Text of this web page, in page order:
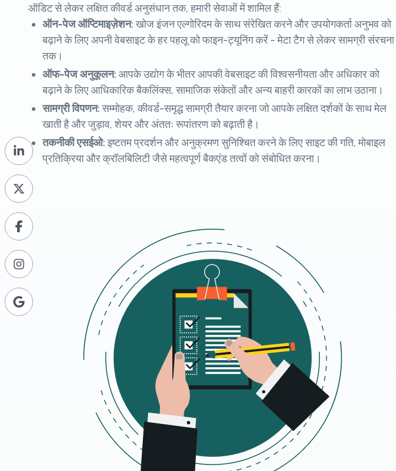
ऑडिट से लेकर लक्षित कीवर्ड अनुसंधान तक, हमारी सेवाओं में शामिल हैं:
ऑन-पेज ऑप्टिमाइज़ेशन:खोज इंजन एल्गोरिदम के साथ संरेखित करने और उपयोगकर्ता अनुभव को
बढ़ाने के लिए अपनी वेबसाइट के हर पहलू को फाइन-ट्यूनिंग करें - मेटा टैग से लेकर सामग्री संरचना
तक।
ऑफ-पेज अनुकूलन: आपके उद्योग के भीतर आपकी वेबसाइट की विश्वसनीयता और अधिकार को
बढ़ाने के लिए आधिकारिक बैकलिंक्स, सामाजिक संकेतों और अन्य बाहरी कारकों का लाभ उठाना।
सामग्री विपणन:सम्मोहक, कीवर्ड-समृद्ध सामग्री तैयार करना जो आपके लक्षित दर्शकों के साथ मेल
खाती है और जुड़ाव, शेयर और अंततः रूपांतरण को बढ़ाती है।
तकनीकी एसईओ:इष्टतम प्रदर्शन और अनुक्रमण सुनिश्चित करने के लिए साइट की गति, मोबाइल
प्रतिक्रिया और क्रॉलबिलिटी जैसे महत्वपूर्ण बैकएंड तत्वों को संबोधित करना।